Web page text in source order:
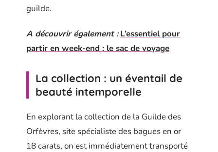
guilde.
A découvrir également : L’essentiel pour
partir en week-end : le sac de voyage
La collection : un éventail de
beauté intemporelle
En explorant la collection de la Guilde des
Orfèvres, site spécialiste des bagues en or
18 carats, on est immédiatement transporté